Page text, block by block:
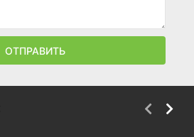
ОТПРАВИТЬ